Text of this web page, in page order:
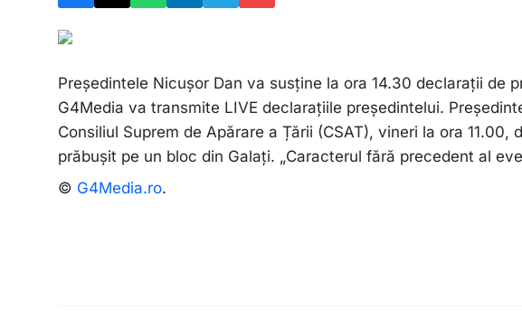
Președintele Nicușor Dan va susține la ora 14.30 declarații de
G4Media va transmite LIVE declarațiile președintelui.
Consiliul Suprem de Apărare a Țării (CSAT), vineri la ora
prăbușit pe un bloc din Galați. „Caracterul fără precedent al
© G4Media.ro.